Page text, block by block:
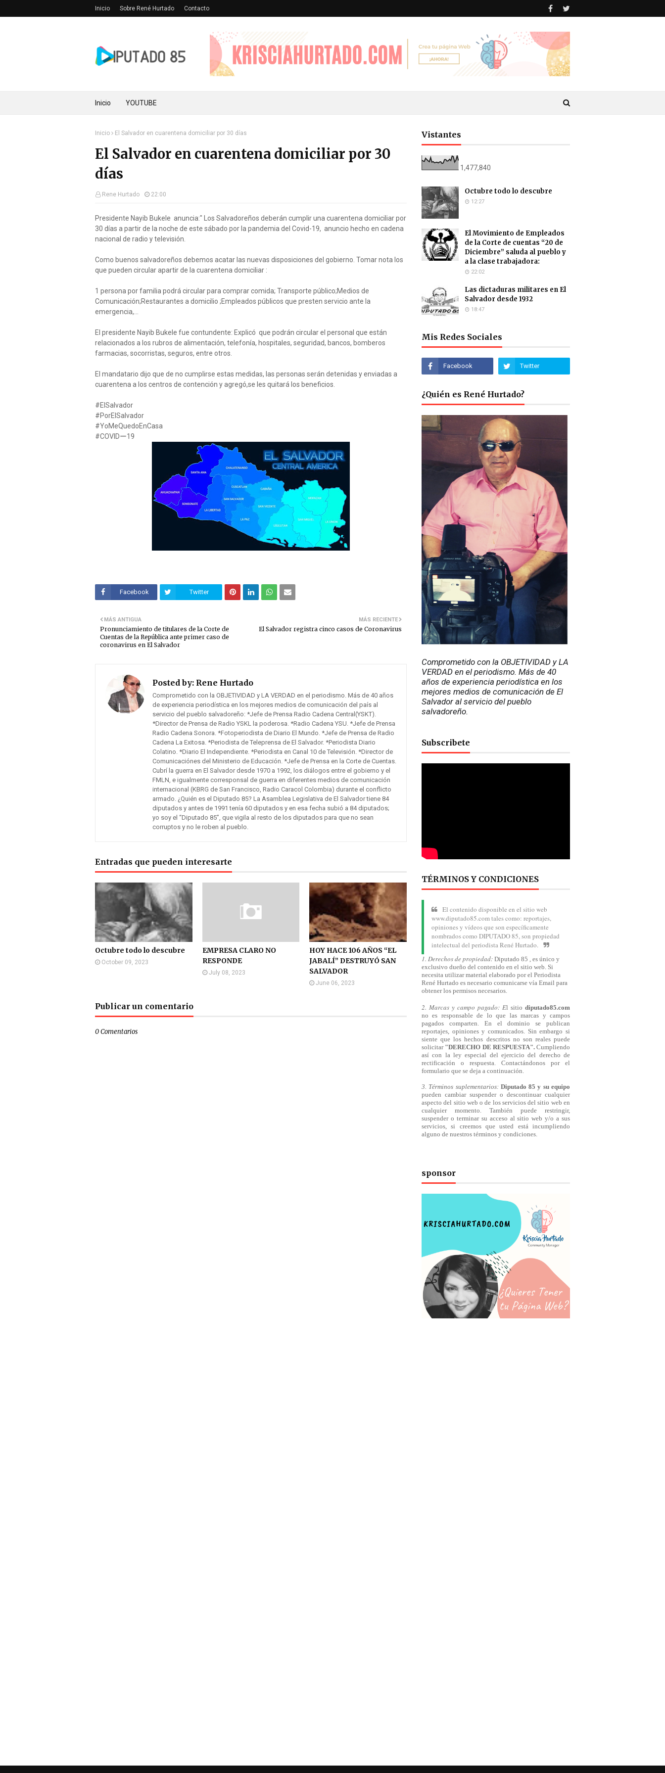
Inicio Sobre René Hurtado Contacto
Inicio YOUTUBE
Inicio El Salvador en cuarentena domiciliar por 30 días
El Salvador en cuarentena domiciliar por 30
días
Rene Hurtado 22:00
Presidente Nayib Bukele anuncia:" Los Salvadoreños deberán cumplir una cuarentena domiciliar por
30 días a partir de la noche de este sábado por la pandemia del Covid-19, anuncio hecho en cadena
nacional de radio y televisión.
Como buenos salvadoreños debemos acatar las nuevas disposiciones del gobierno. Tomar nota los
que pueden circular apartir de la cuarentena domiciliar :
1 persona por familia podrá circular para comprar comida; Transporte público;Medios de
Comunicación;Restaurantes a domicilio ;Empleados públicos que presten servicio ante la
emergencia,...
El presidente Nayib Bukele fue contundente: Explicó que podrán circular el personal que están
relacionados a los rubros de alimentación, telefonía, hospitales, seguridad, bancos, bomberos
farmacias, socorristas, seguros, entre otros.
El mandatario dijo que de no cumplirse estas medidas, las personas serán detenidas y enviadas a
cuarentena a los centros de contención y agregó,se les quitará los beneficios.
#ElSalvador
#PorElSalvador
#YoMeQuedoEnCasa
#COVIDー19
Facebook Twitter
MÁS RECIENTE
El Salvador registra cinco casos de Coronavirus
MÁS ANTIGUA
Pronunciamiento de titulares de la Corte de
Cuentas de la República ante primer caso de
coronavirus en El Salvador
Posted by: Rene Hurtado
Comprometido con la OBJETIVIDAD y LA VERDAD en el periodismo. Más de 40 años
de experiencia periodística en los mejores medios de comunicación del país al
servicio del pueblo salvadoreño: *Jefe de Prensa Radio Cadena Central(YSKT).
*Director de Prensa de Radio YSKL la poderosa. *Radio Cadena YSU. *Jefe de Prensa
Radio Cadena Sonora. *Fotoperiodista de Diario El Mundo. *Jefe de Prensa de Radio
Cadena La Exitosa. *Periodista de Teleprensa de El Salvador. *Periodista Diario
Colatino. *Diario El Independiente. *Periodista en Canal 10 de Televisión. *Director de
Comunicaciónes del Ministerio de Educación. *Jefe de Prensa en la Corte de Cuentas.
Cubrí la guerra en El Salvador desde 1970 a 1992, los diálogos entre el gobierno y el
FMLN, e igualmente corresponsal de guerra en diferentes medios de comunicación
internacional (KBRG de San Francisco, Radio Caracol Colombia) durante el conflicto
armado. ¿Quién es el Diputado 85? La Asamblea Legislativa de El Salvador tiene 84
diputados y antes de 1991 tenía 60 diputados y en esa fecha subió a 84 diputados;
yo soy el “Diputado 85”, que vigila al resto de los diputados para que no sean
corruptos y no le roben al pueblo.
Entradas que pueden interesarte
Octubre todo lo descubre
October 09, 2023
EMPRESA CLARO NO
RESPONDE
July 08, 2023
HOY HACE 106 AÑOS “EL
JABALÍ” DESTRUYÓ SAN
SALVADOR
June 06, 2023
Publicar un comentario
0 Comentarios
Vistantes
1,477,840
Octubre todo lo descubre
12:27
El Movimiento de Empleados
de la Corte de cuentas “20 de
Diciembre” saluda al pueblo y
a la clase trabajadora:
22:02
Las dictaduras militares en El
Salvador desde 1932
18:47
Mis Redes Sociales
¿Quién es René Hurtado?
Comprometido con la OBJETIVIDAD y LA
VERDAD en el periodismo. Más de 40
años de experiencia periodística en los
mejores medios de comunicación de El
Salvador al servicio del pueblo
salvadoreño.
Subscribete
TÉRMINOS Y CONDICIONES
El contenido disponible en el sitio web
www.diputado85.com tales como: reportajes,
opiniones y vídeos que son específicamente
nombrados como DIPUTADO 85, son propiedad
intelectual del periodista René Hurtado.
1. Derechos de propiedad: Diputado 85 , es único y
exclusivo dueño del contenido en el sitio web. Si
necesita utilizar material elaborado por el Periodista
René Hurtado es necesario comunicarse vía Email para
obtener los permisos necesarios.
2. Marcas y campo pagado: El sitio diputado85.com
no es responsable de lo que las marcas y campos
pagados comparten. En el dominio se publican
reportajes, opiniones y comunicados. Sin embargo si
siente que los hechos descritos no son reales puede
solicitar "DERECHO DE RESPUESTA".Cumpliendo
así con la ley especial del ejercicio del derecho de
rectificación o respuesta. Contactándonos por el
formulario que se deja a continuación.
3. Términos suplementarios: Diputado 85 y su equipo
pueden cambiar suspender o descontinuar cualquier
aspecto del sitio web o de los servicios del sitio web en
cualquier momento. También puede restringir,
suspender o terminar su acceso al sitio web y/o a sus
servicios, si creemos que usted está incumpliendo
alguno de nuestros términos y condiciones.
sponsor